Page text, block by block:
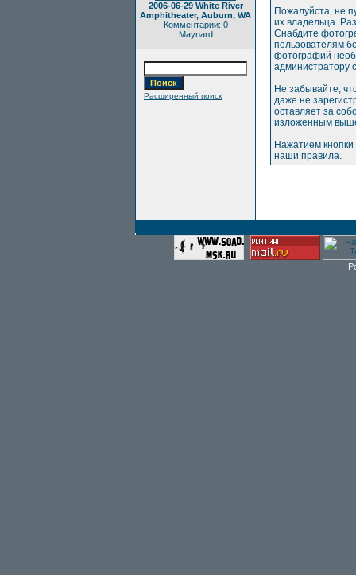
2006-06-29 White River
Amphitheater, Auburn, WA
Комментарии: 0
Maynard
Расширенный поиск
Пожалуйста, не
их владельца.
Снабдите
пользователям
фотографий
администратору
Не забывайте,
даже не
оставляет за
изложенным
Нажатием
наши правила.